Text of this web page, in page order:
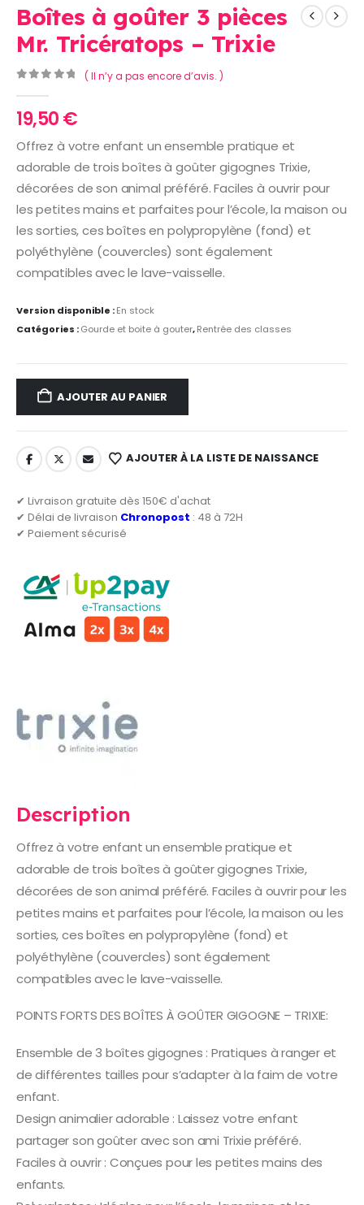
Boîtes à goûter 3 pièces
Mr. Tricératops – Trixie
( Il n’y a pas encore d’avis. )
19,50€
Offrez à votre enfant un ensemble pratique et
adorable de trois boîtes à goûter gigognes Trixie,
décorées de son animal préféré. Faciles à ouvrir pour
les petites mains et parfaites pour l’école, la maison ou
les sorties, ces boîtes en polypropylène (fond) et
polyéthylène (couvercles) sont également
compatibles avec le lave-vaisselle.
Version disponible :En stock
Catégories :Gourde et boite à gouter,Rentrée des classes
AJOUTER AU PANIER
AJOUTER À LA LISTE DE NAISSANCE
✔ Livraison gratuite dès 150€ d'achat
✔ Délai de livraison Chronopost : 48 à 72H
✔ Paiement sécurisé
Description
Offrez à votre enfant un ensemble pratique et
adorable de trois boîtes à goûter gigognes Trixie,
décorées de son animal préféré. Faciles à ouvrir pour les
petites mains et parfaites pour l’école, la maison ou les
sorties, ces boîtes en polypropylène (fond) et
polyéthylène (couvercles) sont également
compatibles avec le lave-vaisselle.
POINTS FORTS DES BOÎTES À GOÛTER GIGOGNE – TRIXIE:
Ensemble de 3 boîtes gigognes : Pratiques à ranger et
de différentes tailles pour s’adapter à la faim de votre
enfant.
Design animalier adorable : Laissez votre enfant
partager son goûter avec son ami Trixie préféré.
Faciles à ouvrir : Conçues pour les petites mains des
enfants.